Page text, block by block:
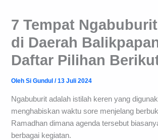
7 Tempat
di Daerah
Daftar Pilihan
OlehSi Gundul/13 Juli 2024
Ngabuburit adalah istilah keren yang
menghabiskan waktu sore menjelang
Ramadhan dimana agenda tersebut
berbagai kegiatan.